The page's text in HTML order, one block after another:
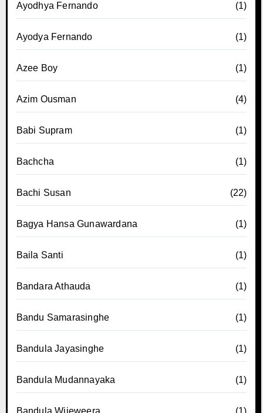
Ayodhya Fernando (1)
Ayodya Fernando (1)
Azee Boy (1)
Azim Ousman (4)
Babi Supram (1)
Bachcha (1)
Bachi Susan (22)
Bagya Hansa Gunawardana (1)
Baila Santi (1)
Bandara Athauda (1)
Bandu Samarasinghe (1)
Bandula Jayasinghe (1)
Bandula Mudannayaka (1)
Bandula Wijeweera (1)